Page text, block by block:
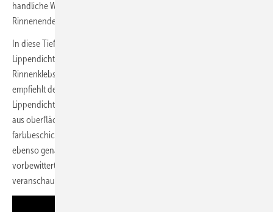
handliche Werkzeug formt per Sickenprinzip zwei Vertiefungen am
Rinnenende ab.
In diese Tiefsicken werden spezielle, selbstklebende
Lippendichtprofile eingelegt. Alternativ ist es auch möglich, mit
Rinnenklebstoffen oder hochwertigen Silikonen zu arbeiten. M.A.S.C.
empfiehlt den Einsatz des Systems samt den dazu lieferbaren
Lippendichtprofilen zum Beispiel bei der Montage von Dachrinnen
aus oberflächenbeschichteten Baumetallen. Werkstoffe wie
farbbeschichtetes oder zinkplattiertes Aluminium werden dabei
ebenso genannt wie solche aus voroxidiertem Kupfer und
vorbewittertem Titanzink. Ein BAUMETALL-TV-Anwendervideo
veranschaulicht die einfache Anwendung des Systems.